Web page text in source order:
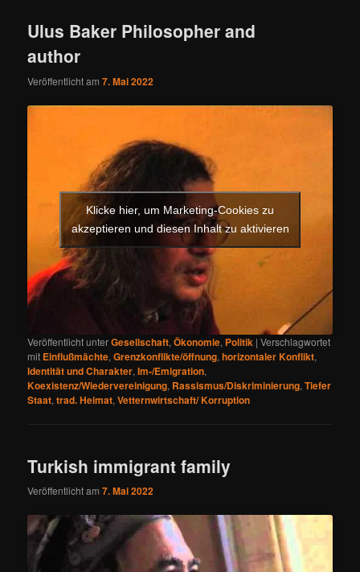
Ulus Baker Philosopher and
author
Veröffentlicht am7. Mai 2022
Klicke hier, um Marketing-Cookies zu
akzeptieren und diesen Inhalt zu aktivieren
Veröffentlicht unterGesellschaft,Ökonomie, Politik |Verschlagwortet
mit Einflußmächte,Grenzkonflikte/öffnung,horizontaler Konflikt,
Identität und Charakter,Im-/Emigration,
Koexistenz/Wiedervereinigung, Rassismus/Diskriminierung,Tiefer
Staat,trad. Heimat,Vetternwirtschaft/ Korruption
Turkish immigrant family
Veröffentlicht am7. Mai 2022